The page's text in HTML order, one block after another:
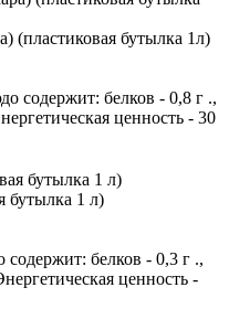
(пластиковая бутылка 1л)
содержит: белков - 0,8 г .,
ценность - 30
бутылка 1 л)
белков - 0,3 г .,
ценность -